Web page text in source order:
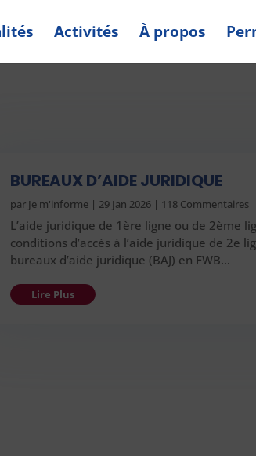
Activités À propos
BUREAUX D’AIDE JURIDIQUE
par Je m'informe | 29 Jan 2026 | 118 Commentaires
L’aide juridique de 1ère ligne ou de 2ème
conditions d’accès à l’aide juridique de 2e
bureaux d’aide juridique (BAJ) en FWB…
Lire Plus